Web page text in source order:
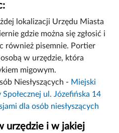
lokalizacji Urzędu Miasta
gdzie można się zgłosić i
również pisemnie. Portier
w urzędzie, która
migowym.
Niesłyszących - Miejski
ul. Józefińska 14
dla osób niesłyszących
urzędzie i w jakiej